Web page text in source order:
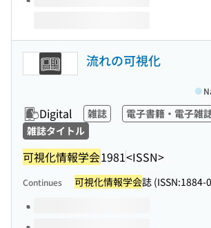
流れの可視化
Digital 雑誌
電子書籍・電子雑
雑誌タイトル
可視化情報学会1981<ISSN>
Continues 可視化情報学会誌 (ISSN:1884-
Volumes of this title